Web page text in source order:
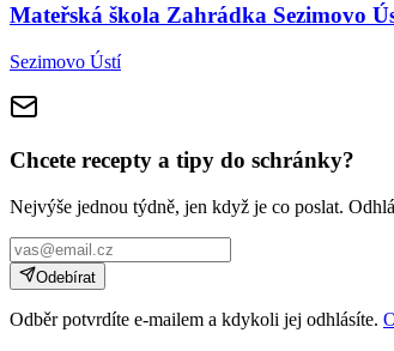
Mateřská škola Zahrádka Sezimovo
Sezimovo Ústí
Chcete recepty a tipy do schránky?
Nejvýše jednou týdně, jen když je co poslat.
Odebírat
Odběr potvrdíte e-mailem a kdykoli jej odhlásíte.